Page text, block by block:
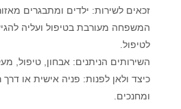
זכאים לשירות: ילדים ומתבגרים
לטיפול.
השירותים הניתנים: אבחון, טיפול,
כיצד ולאן לפנות: פניה אישית או
ומחנכים.